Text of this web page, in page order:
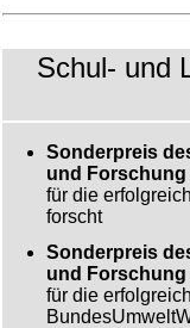
Schul- und
Sonderpreis
und Forschung
für die
forscht
Sonderpreis
und Forschung
für die